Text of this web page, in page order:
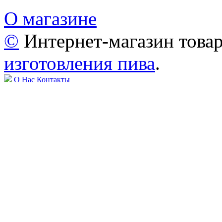
О магазине
© Интернет-магазин
изготовления пива.
О Нас Контакты